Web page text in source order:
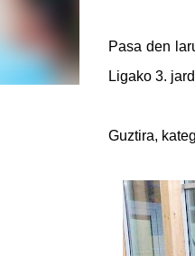
Pasa den
Ligako 3.
Guztira,